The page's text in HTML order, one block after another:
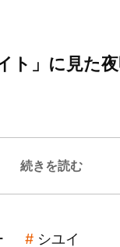
ト」に見た
続きを読む
シユイ